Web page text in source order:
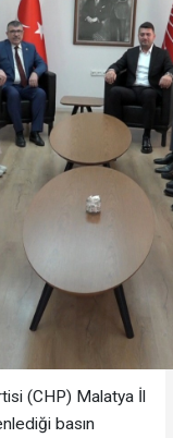
(CHP) Malatya İl
basın